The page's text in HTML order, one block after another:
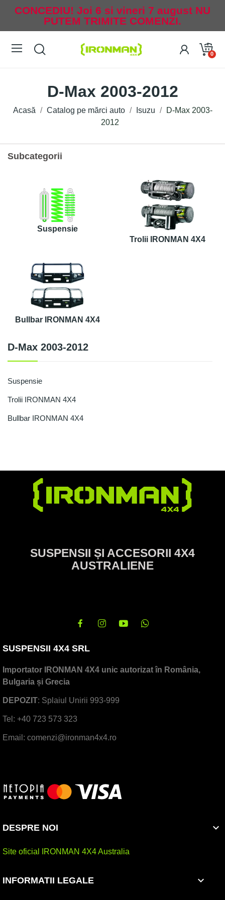
CONCEDIU! Joi 6 si vineri 7 august NU
PUTEM TRIMITE COMENZI.
0
D-Max 2003-2012
Acasă Catalog pe mărci auto Isuzu
D-Max 2003-
2012
D-Max 2003-2012
Suspensie
Trolii IRONMAN 4X4
Bullbar IRONMAN 4X4
Subcategorii
Suspensie
Trolii IRONMAN 4X4
Bullbar IRONMAN 4X4
SUSPENSII ȘI ACCESORII 4X4
AUSTRALIENE
SUSPENSII 4X4 SRL
Importator IRONMAN 4X4 unic autorizat în România,
Bulgaria și Grecia
DEPOZIT: Splaiul Unirii 993-999
Tel: +40 723 573 323
Email: comenzi@ironman4x4.ro
DESPRE NOI 
Site oficial IRONMAN 4X4 Australia
INFORMATII LEGALE 